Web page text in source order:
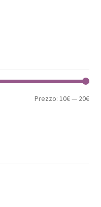
Prezzo:10€— 20€